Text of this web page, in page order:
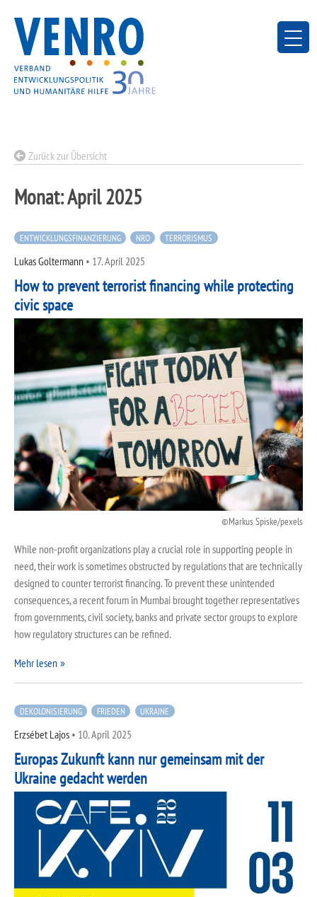
content
Zurück zur Übersicht
Monat:April 2025
ENTWICKLUNGSFINANZIERUNG NRO TERRORISMUS
Lukas Goltermann • 17. April 2025
How to prevent terrorist financing while protecting
civic space
Markus Spiske/pexels
While non-profit organizations play a crucial role in supporting people in
need, their work is sometimes obstructed by regulations that are technically
designed to counter terrorist financing. To prevent these unintended
consequences, a recent forum in Mumbai brought together representatives
from governments, civil society, banks and private sector groups to explore
how regulatory structures can be refined.
Mehr lesen
DEKOLONISIERUNG FRIEDEN UKRAINE
Erzsébet Lajos • 10. April 2025
Europas Zukunft kann nur gemeinsam mit der
Ukraine gedacht werden